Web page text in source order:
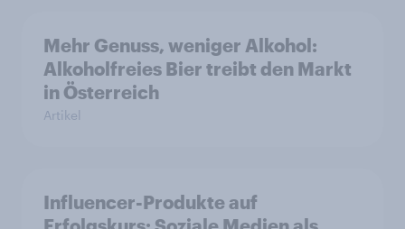
Mehr Genuss, weniger Alkohol:
Alkoholfreies Bier treibt den Markt
in Österreich
Artikel
Influencer-Produkte auf